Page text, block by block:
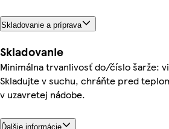
Skladovanie a príprava
Skladovanie
Minimálna trvanlivosť do/číslo šarže:
Skladujte v suchu, chráňte pred
v uzavretej nádobe.
Ďalšie informácie